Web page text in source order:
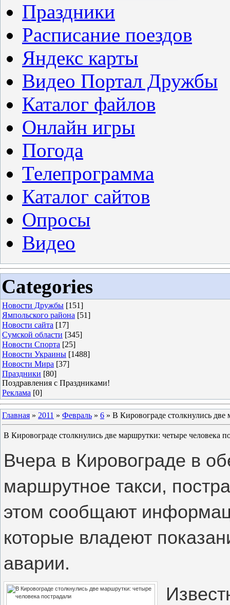
Праздники
Расписание поездов
Яндекс карты
Видео Портал Дружбы
Каталог файлов
Онлайн игры
Погода
Телепрограмма
Каталог сайтов
Опросы
Видео
Categories
Новости Дружбы [151]
Ямпольского района [51]
Новости сайта [17]
Сумской области [345]
Новости Спорта [25]
Новости Украины [1488]
Новости Мира [37]
Праздники [80]
Поздравления с Праздниками!
Реклама [0]
Главная » 2011 » Февраль » 6 » В Кировограде столкнулись две
В Кировограде столкнулись две маршрутки: четыре человека
Вчера в Кировограде в
маршрутное такси,
этом сообщают
которые владеют
аварии.